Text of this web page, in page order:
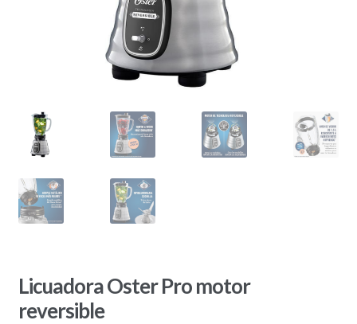
Licuadora Oster Pro motor
reversible